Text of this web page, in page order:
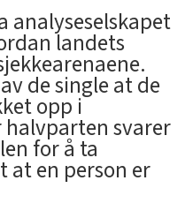
analyseselskapet
landets
de single at de
opp i
svarer
for å ta
at en person er